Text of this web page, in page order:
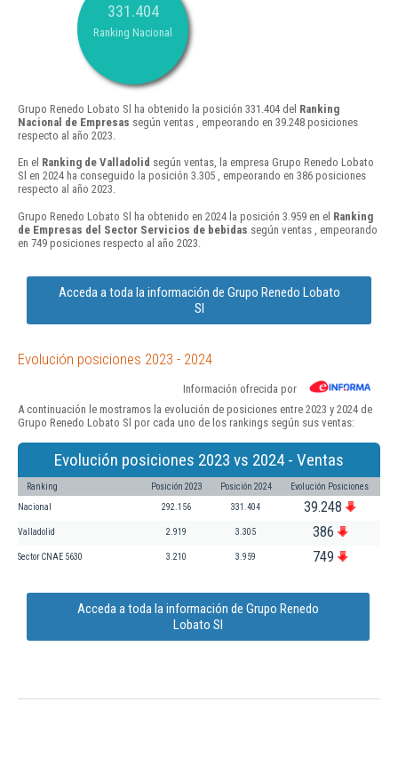
331.404
Ranking Nacional
Grupo Renedo Lobato Sl ha obtenido la posición 331.404 del Ranking
Nacional de Empresas según ventas , empeorando en 39.248 posiciones
respecto al año 2023.
En el Ranking de Valladolid según ventas, la empresa Grupo Renedo Lobato
Sl en 2024 ha conseguido la posición 3.305 , empeorando en 386 posiciones
respecto al año 2023.
Grupo Renedo Lobato Sl ha obtenido en 2024 la posición 3.959 en el Ranking
de Empresas del Sector Servicios de bebidas según ventas , empeorando
en 749 posiciones respecto al año 2023.
Acceda a toda la información de Grupo Renedo Lobato
Sl
Evolución posiciones 2023 - 2024
Información ofrecida por
A continuación le mostramos la evolución de posiciones entre 2023 y 2024 de
Grupo Renedo Lobato Sl por cada uno de los rankings según sus ventas:
Evolución posiciones 2023 vs 2024 - Ventas
Ranking Posición 2023 Posición 2024 Evolución Posiciones
Nacional 292.156 331.404 39.248
Valladolid 2.919 3.305 386
Sector CNAE 5630 3.210 3.959 749
Acceda a toda la información de Grupo Renedo
Lobato Sl